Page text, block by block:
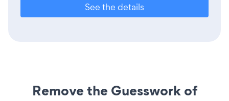
See the details
Remove the Guesswork of